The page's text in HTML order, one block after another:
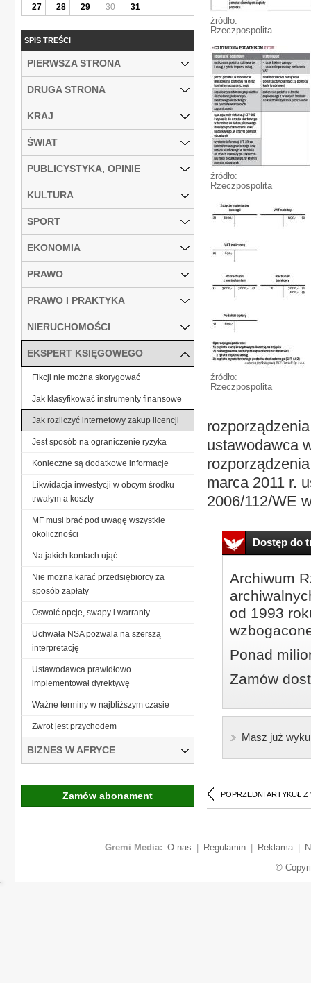
źródło:
Rzeczpospolita
źródło:
Rzeczpospolita
źródło:
Rzeczpospolita
ustawodawca
marca 2011 r.
2006/112/WE
Dostęp do
Archiwum
od 1993
Ponad
Zamów
Masz już
POPRZEDNI ARTYKUŁ Z
27
28 29 30 31
SPIS TREŚCI
PIERWSZA STRONA
DRUGA STRONA
KRAJ
ŚWIAT
PUBLICYSTYKA, OPINIE
KULTURA
SPORT
EKONOMIA
PRAWO
PRAWO I PRAKTYKA
NIERUCHOMOŚCI
EKSPERT KSIĘGOWEGO
Fikcji nie można skorygować
Jak klasyfikować instrumenty finansowe
Jak rozliczyć internetowy zakup licencji
Jest sposób na ograniczenie ryzyka
Konieczne są dodatkowe informacje
Likwidacja inwestycji w obcym środku
trwałym a koszty
MF musi brać pod uwagę wszystkie
okoliczności
Na jakich kontach ująć
Nie można karać przedsiębiorcy za
sposób zapłaty
Oswoić opcje, swapy i warranty
Uchwała NSA pozwala na szerszą
interpretację
Ustawodawca prawidłowo
implementował dyrektywę
Ważne terminy w najbliższym czasie
Zwrot jest przychodem
BIZNES W AFRYCE
Zamów abonament
Gremi Media: O nas Regulamin Reklama
©